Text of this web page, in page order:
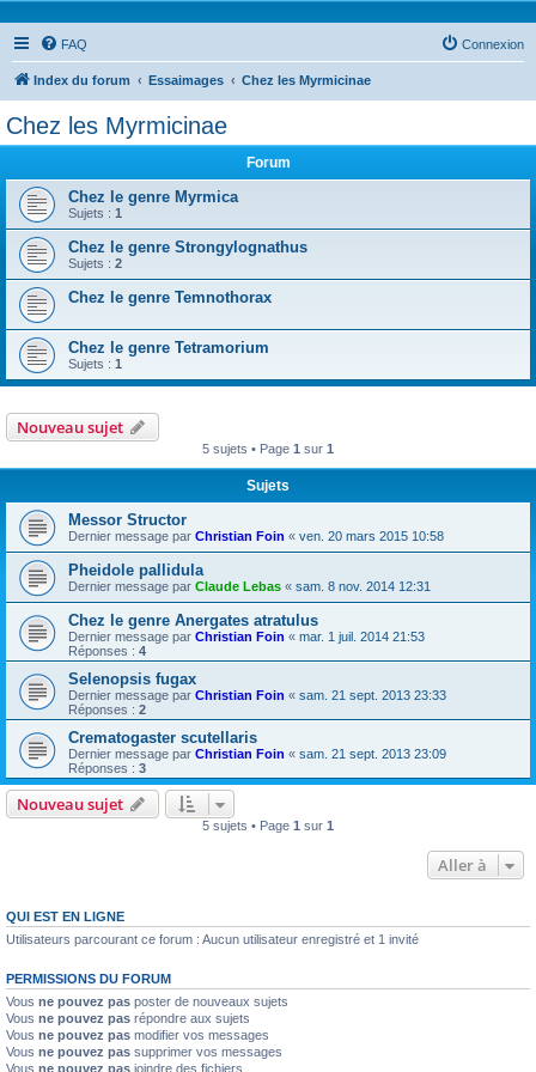
FAQ Connexion
Index du forum Essaimages Chez les Myrmicinae
Chez les Myrmicinae
Forum
Chez le genre Myrmica
Sujets : 1
Chez le genre Strongylognathus
Sujets : 2
Chez le genre Temnothorax
Chez le genre Tetramorium
Sujets : 1
Nouveau sujet
5 sujets • Page 1 sur 1
Sujets
Messor Structor
Dernier message par Christian Foin « ven. 20 mars 2015 10:58
Pheidole pallidula
Dernier message par Claude Lebas « sam. 8 nov. 2014 12:31
Chez le genre Anergates atratulus
Dernier message par Christian Foin « mar. 1 juil. 2014 21:53
Réponses : 4
Selenopsis fugax
Dernier message par Christian Foin « sam. 21 sept. 2013 23:33
Réponses : 2
Crematogaster scutellaris
Dernier message par Christian Foin « sam. 21 sept. 2013 23:09
Réponses : 3
Nouveau sujet
5 sujets • Page 1 sur 1
Aller à
QUI EST EN LIGNE
Utilisateurs parcourant ce forum : Aucun utilisateur enregistré et 1 invité
PERMISSIONS DU FORUM
Vous ne pouvez pas poster de nouveaux sujets
Vous ne pouvez pas répondre aux sujets
Vous ne pouvez pas modifier vos messages
Vous ne pouvez pas supprimer vos messages
Vous ne pouvez pas joindre des fichiers